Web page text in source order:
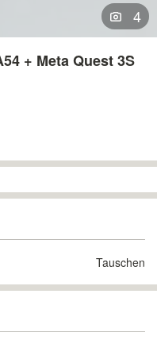
4
+ Meta Quest 3S
Tauschen